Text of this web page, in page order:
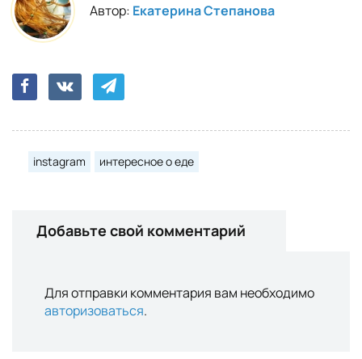
Автор: Екатерина Степанова
instagram интересное о еде
Добавьте свой комментарий
Для отправки комментария вам необходимо
авторизоваться.